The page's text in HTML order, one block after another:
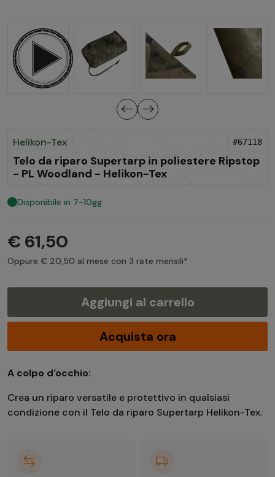
Helikon-Tex #67118
Telo da riparo Supertarp in poliestere Ripstop
- PL Woodland - Helikon-Tex
Disponibile in 7-10gg
€ 61,50
Oppure € 20,50 al mese con 3 rate mensili*
Aggiungi al carrello
Acquista ora
A colpo d'occhio:
Crea un riparo versatile e protettivo in qualsiasi
condizione con il Telo da riparo Supertarp Helikon-Tex.